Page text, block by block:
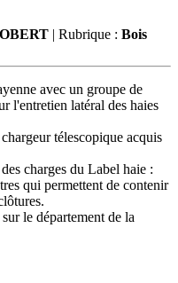
| Rubrique : Bois
avec un groupe de
l'entretien latéral des haies
télescopique acquis
charges du Label haie :
qui permettent de contenir
le département de la